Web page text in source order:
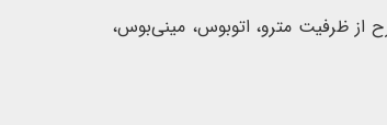
از ظرفیت مترو، اتوبوس، مینی‌بوس،